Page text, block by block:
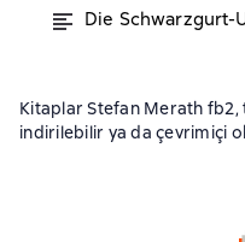
Die Schwarzgurt-
Kitaplar Stefan Merath
indirilebilir ya da çevrimiçi